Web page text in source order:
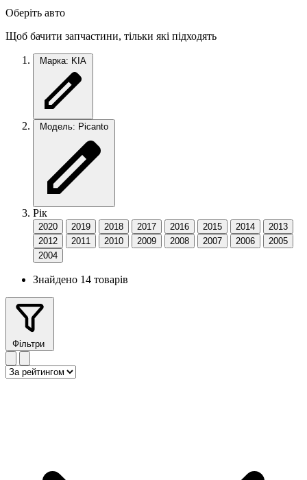
Оберіть авто
Щоб бачити запчастини, тільки які підходять
Марка: KIA
Модель: Picanto
Рік
2020 2019 2018 2017 2016 2015 2014
2013
2012
2011 2010 2009 2008 2007 2006
2005
2004
Знайдено 14 товарів
Фільтри